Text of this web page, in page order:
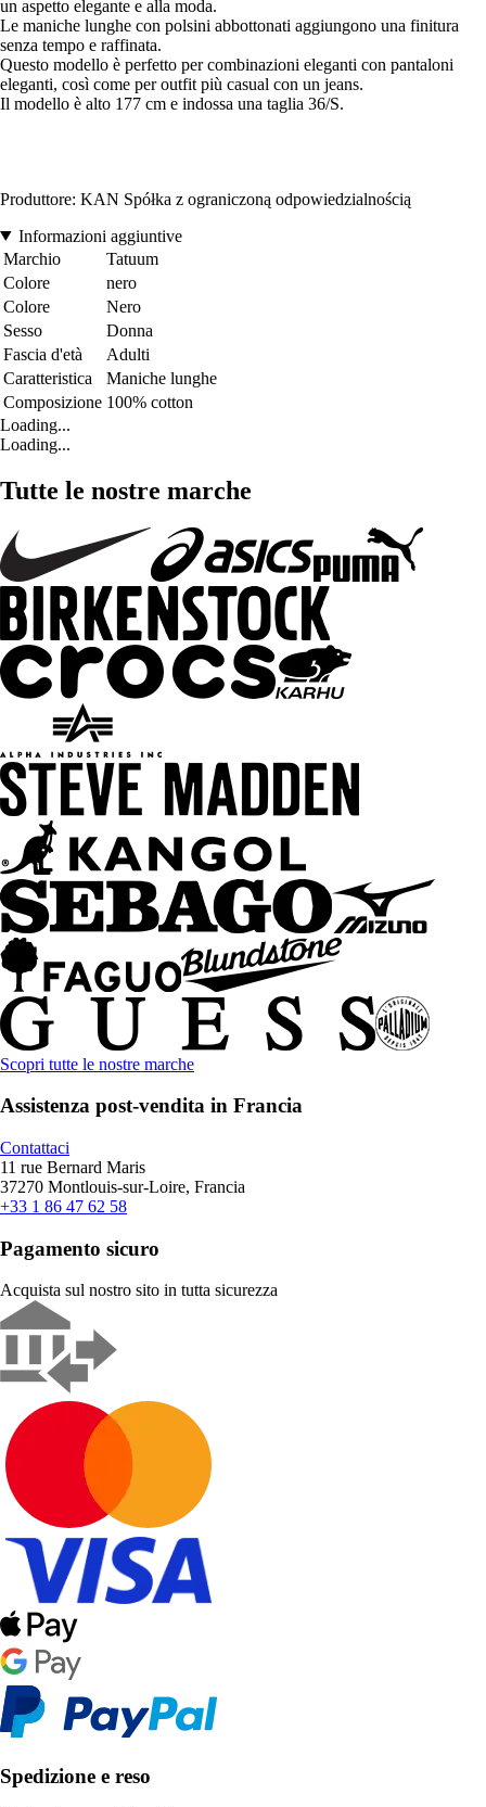
un aspetto elegante e alla moda.
Le maniche lunghe con polsini abbottonati aggiungono una finitura
senza tempo e raffinata.
Questo modello è perfetto per combinazioni eleganti con pantaloni
eleganti, così come per outfit più casual con un jeans.
Il modello è alto 177 cm e indossa una taglia 36/S.
Produttore: KAN Spółka z ograniczoną odpowiedzialnością
Informazioni aggiuntive
Marchio
Tatuum
Colore
nero
Colore
Nero
Sesso
Donna
Fascia d'età
Adulti
Caratteristica
Maniche lunghe
Composizione 100% cotton
Loading...
Loading...
Tutte le nostre marche
Scopri tutte le nostre marche
Assistenza post-vendita in Francia
Contattaci
11 rue Bernard Maris
37270 Montlouis-sur-Loire, Francia
+33 1 86 47 62 58
Pagamento sicuro
Acquista sul nostro sito in tutta sicurezza
Spedizione e reso